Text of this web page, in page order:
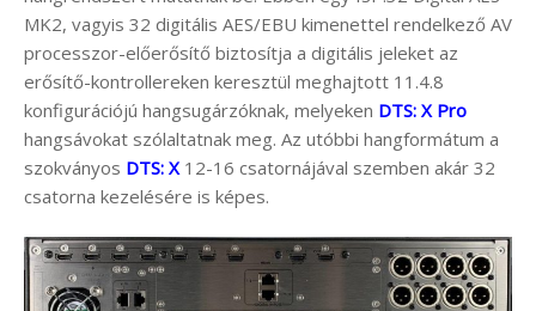
MK2, vagyis 32 digitális AES/EBU kimenettel rendelkező AV
processzor-előerősítő biztosítja a digitális jeleket az
erősítő-kontrollereken keresztül meghajtott 11.4.8
konfigurációjú hangsugárzóknak, melyeken DTS: X Pro
hangsávokat szólaltatnak meg. Az utóbbi hangformátum a
szokványos DTS: X 12-16 csatornájával szemben akár 32
csatorna kezelésére is képes.